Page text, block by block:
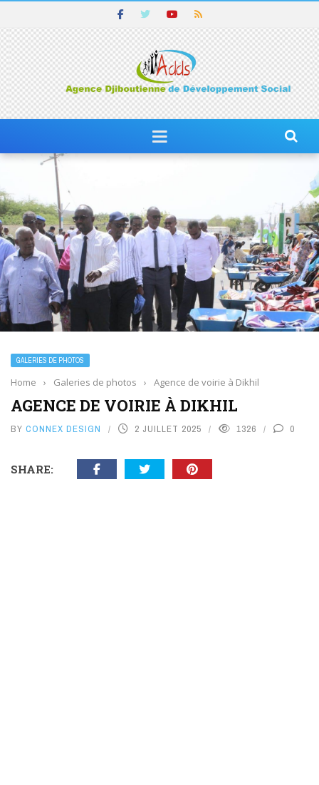
GALERIES DE PHOTOS
Home › Galeries de photos › Agence de voirie à Dikhil
AGENCE DE VOIRIE À DIKHIL
BY CONNEX DESIGN 2 JUILLET 2025 1326 0
SHARE: